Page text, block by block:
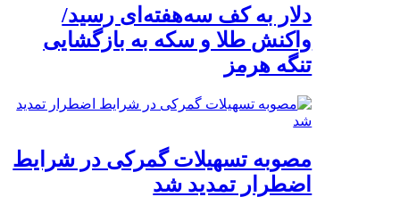
دلار به کف سه‌هفته‌ای رسید/
واکنش طلا و سکه به بازگشایی
تنگه هرمز
مصوبه تسهیلات گمرکی در شرایط
اضطرار تمدید شد